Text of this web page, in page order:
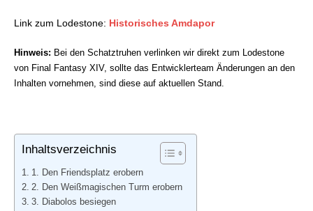
Wamouracampa
Plantagen-Wamoura
Beelzephon
Mimik
Link zum Lodestone: Historisches Amdapor
Hinweis: Bei den Schatztruhen verlinken wir direkt zum Lodestone
von Final Fantasy XIV, sollte das Entwicklerteam Änderungen an den
Inhalten vornehmen, sind diese auf aktuellen Stand.
Inhaltsverzeichnis
1. Den Friendsplatz erobern
2. Den Weißmagischen Turm erobern
3. Diabolos besiegen